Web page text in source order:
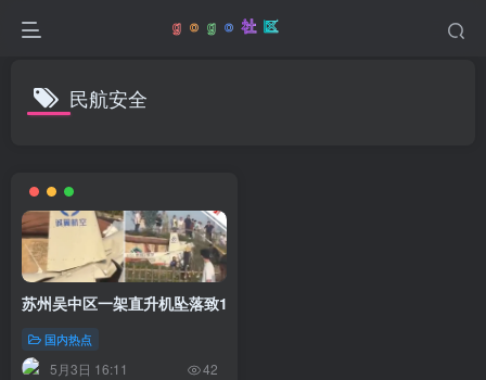
民航安全
苏州吴中区一架直升机坠落致1死4伤，民航部门介入调查
国内热点
5月3日 16:11 42